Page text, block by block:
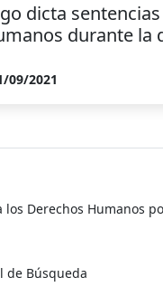
dicta
durante la
09/2021
Derechos Humanos
de Búsqueda